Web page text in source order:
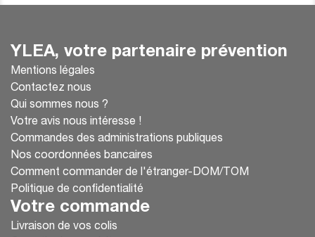
YLEA, votre partenaire prévention
Mentions légales
Contactez nous
Qui sommes nous ?
Votre avis nous intéresse !
Commandes des administrations publiques
Nos coordonnées bancaires
Comment commander de l'étranger-DOM/TOM
Politique de confidentialité
Votre commande
Livraison de vos colis